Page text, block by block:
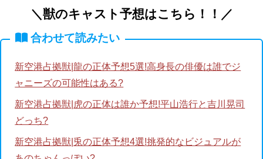
＼獣のキャスト予想はこちら！！／
合わせて読みたい
新空港占拠獣|龍の正体予想5選!高身長の俳優は誰でジ
ャニーズの可能性はある?
新空港占拠獣|虎の正体は誰か予想!平山浩行と吉川晃司
どっち?
新空港占拠獣|兎の正体予想4選!挑発的なビジュアルが